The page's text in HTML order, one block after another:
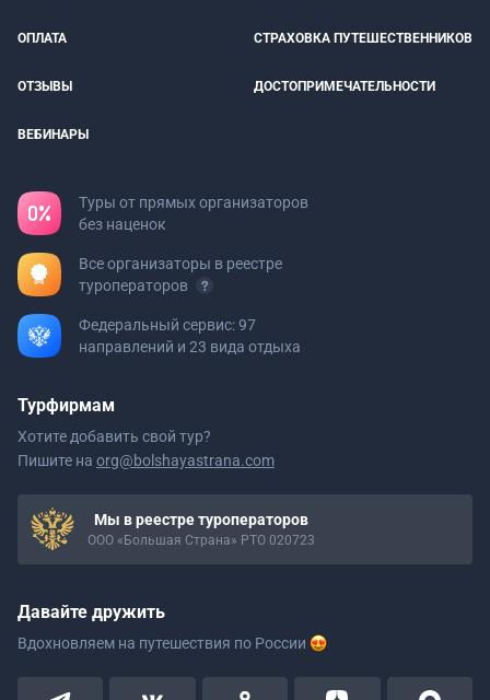
ОПЛАТА СТРАХОВКА ПУТЕШЕСТВЕННИКОВ
ОТЗЫВЫ ДОСТОПРИМЕЧАТЕЛЬНОСТИ
ВЕБИНАРЫ
Туры от прямых организаторов
без наценок
Все организаторы в реестре
туроператоров
Федеральный сервис: 97
направлений и 23 вида отдыха
Турфирмам
Хотите добавить свой тур?
Пишите на org@bolshayastrana.com
Мы в реестре туроператоров
ООО «Большая Страна» РТО 020723
Давайте дружить
Вдохновляем на путешествия по России